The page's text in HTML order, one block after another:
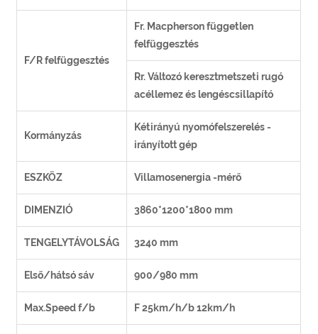
F/R felfüggesztés
Fr. Macpherson független
felfüggesztés
Rr. Változó keresztmetszeti rugó
acéllemez és lengéscsillapító
Kormányzás
Kétirányú nyomófelszerelés -
irányított gép
ESZKÖZ Villamosenergia -mérő
DIMENZIÓ 3860*1200*1800 mm
TENGELYTÁVOLSÁG 3240 mm
Első/hátsó sáv 900/980 mm
Max.Speed f/b F 25km/h/b 12km/h